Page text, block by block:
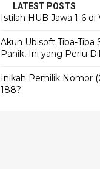
LATEST POSTS
Istilah HUB Jawa 1-6 di
Akun Ubisoft Tiba-Tiba
Panik, Ini yang Perlu
Inikah Pemilik Nomor
188?